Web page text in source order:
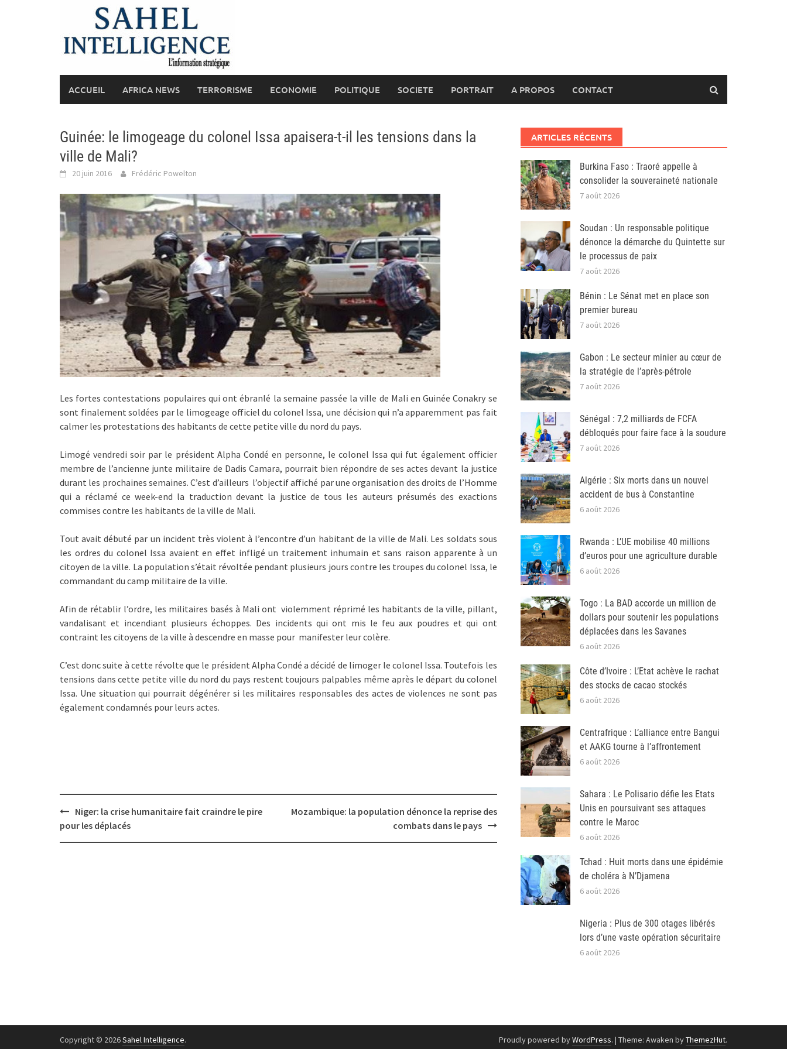
ACCUEIL AFRICA NEWS TERRORISME ECONOMIE POLITIQUE SOCIETE PORTRAIT A PROPOS CONTACT
Guinée: le limogeage du colonel Issa apaisera-t-il les tensions dans la
ville de Mali?
20 juin 2016 Frédéric Powelton
Les fortes contestations populaires qui ont ébranlé la semaine passée la ville de Mali en Guinée Conakry se
sont finalement soldées par le limogeage officiel du colonel Issa, une décision qui n’a apparemment pas fait
calmer les protestations des habitants de cette petite ville du nord du pays.
Limogé vendredi soir par le président Alpha Condé en personne, le colonel Issa qui fut également officier
membre de l’ancienne junte militaire de Dadis Camara, pourrait bien répondre de ses actes devant la justice
durant les prochaines semaines. C’est d’ailleurs l’objectif affiché par une organisation des droits de l’Homme
qui a réclamé ce week-end la traduction devant la justice de tous les auteurs présumés des exactions
commises contre les habitants de la ville de Mali.
Tout avait débuté par un incident très violent à l’encontre d’un habitant de la ville de Mali. Les soldats sous
les ordres du colonel Issa avaient en effet infligé un traitement inhumain et sans raison apparente à un
citoyen de la ville. La population s’était révoltée pendant plusieurs jours contre les troupes du colonel Issa, le
commandant du camp militaire de la ville.
Afin de rétablir l’ordre, les militaires basés à Mali ont violemment réprimé les habitants de la ville, pillant,
vandalisant et incendiant plusieurs échoppes. Des incidents qui ont mis le feu aux poudres et qui ont
contraint les citoyens de la ville à descendre en masse pour manifester leur colère.
C’est donc suite à cette révolte que le président Alpha Condé a décidé de limoger le colonel Issa. Toutefois les
tensions dans cette petite ville du nord du pays restent toujours palpables même après le départ du colonel
Issa. Une situation qui pourrait dégénérer si les militaires responsables des actes de violences ne sont pas
également condamnés pour leurs actes.
Post
navigation
Niger: la crise humanitaire fait craindre le pire
pour les déplacés
Mozambique: la population dénonce la reprise des
combats dans le pays
ARTICLES RÉCENTS
Burkina Faso : Traoré appelle à
consolider la souveraineté nationale
7 août 2026
Soudan : Un responsable politique
dénonce la démarche du Quintette sur
le processus de paix
7 août 2026
Bénin : Le Sénat met en place son
premier bureau
7 août 2026
Gabon : Le secteur minier au cœur de
la stratégie de l’après-pétrole
7 août 2026
Sénégal : 7,2 milliards de FCFA
débloqués pour faire face à la soudure
7 août 2026
Algérie : Six morts dans un nouvel
accident de bus à Constantine
6 août 2026
Rwanda : L’UE mobilise 40 millions
d’euros pour une agriculture durable
6 août 2026
Togo : La BAD accorde un million de
dollars pour soutenir les populations
déplacées dans les Savanes
6 août 2026
Côte d’Ivoire : L’Etat achève le rachat
des stocks de cacao stockés
6 août 2026
Centrafrique : L’alliance entre Bangui
et AAKG tourne à l’affrontement
6 août 2026
Sahara : Le Polisario défie les Etats
Unis en poursuivant ses attaques
contre le Maroc
6 août 2026
Tchad : Huit morts dans une épidémie
de choléra à N’Djamena
6 août 2026
Nigeria : Plus de 300 otages libérés
lors d’une vaste opération sécuritaire
6 août 2026
Copyright © 2026Sahel Intelligence. Proudly powered byWordPress. | Theme: Awaken byThemezHut.